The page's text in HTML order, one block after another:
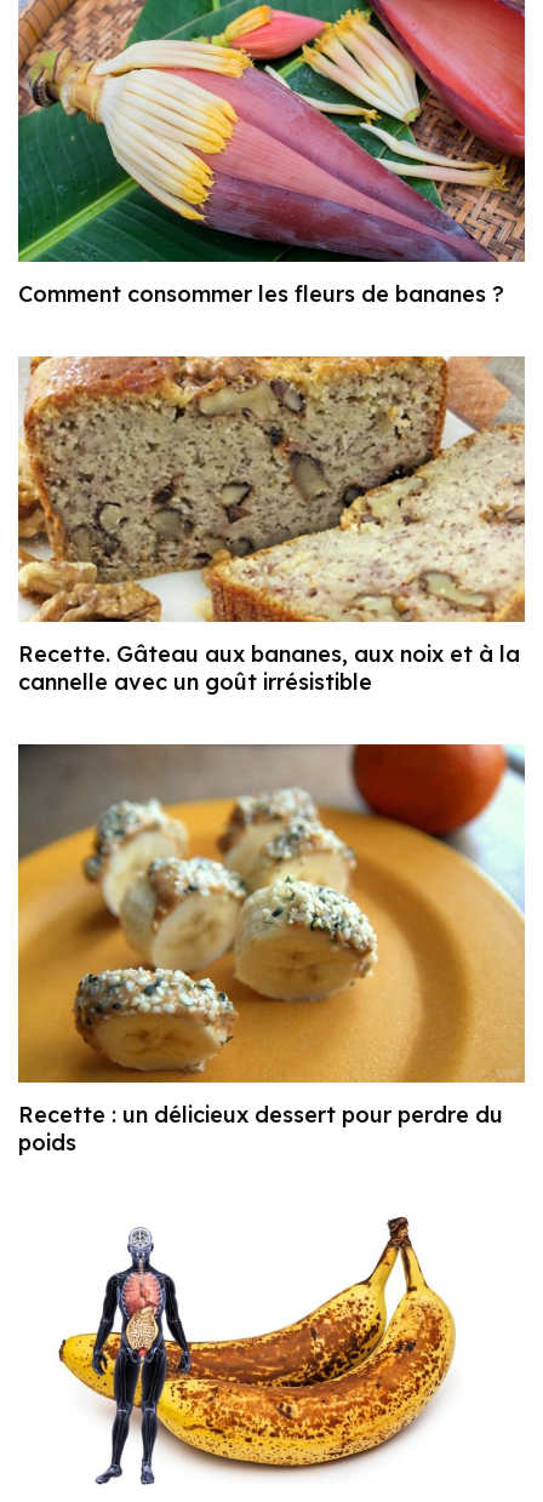
Comment consommer les fleurs de bananes ?
Recette. Gâteau aux bananes, aux noix et à la
cannelle avec un goût irrésistible
Recette : un délicieux dessert pour perdre du
poids